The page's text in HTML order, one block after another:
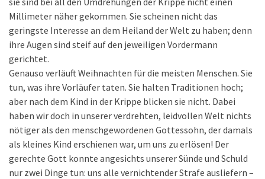
Millimeter näher gekommen. Sie scheinen nicht das
geringste Interesse an dem Heiland der Welt zu haben; denn
ihre Augen sind steif auf den jeweiligen Vordermann
gerichtet.
Genauso verläuft Weihnachten für die meisten Menschen. Sie
tun, was ihre Vorläufer taten. Sie halten Traditionen hoch;
aber nach dem Kind in der Krippe blicken sie nicht. Dabei
haben wir doch in unserer verdrehten, leidvollen Welt nichts
nötiger als den menschgewordenen Gottessohn, der damals
als kleines Kind erschienen war, um uns zu erlösen! Der
gerechte Gott konnte angesichts unserer Sünde und Schuld
nur zwei Dinge tun: uns alle vernichtender Strafe ausliefern –